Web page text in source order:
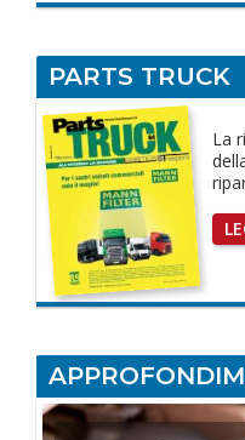
PARTS TRUCK
La